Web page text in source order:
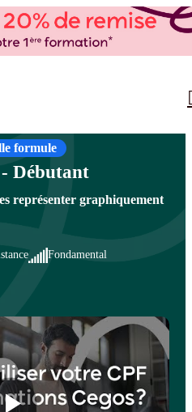
de formation à Paris et en régions
formule
Débutant
représenter graphiquement
Fondamental